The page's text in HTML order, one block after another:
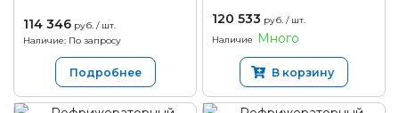
114 346 руб. / шт.
Наличие: По запросу
Подробнее
120 533 руб. / шт.
Наличие
Много
В корзину